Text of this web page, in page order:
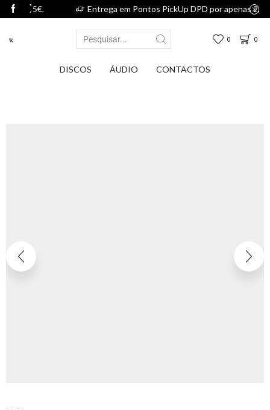
Entrega em Pontos PickUp DPD por apenas 2,75€.
0 0
DISCOS ÁUDIO CONTACTOS